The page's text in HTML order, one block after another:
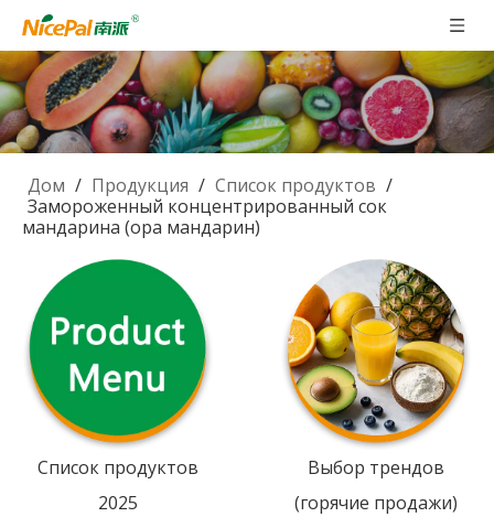
Дом / Продукция / Список продуктов /
Замороженный концентрированный сок
мандарина (ора мандарин)
Список продуктов
2025
Выбор трендов
(горячие продажи)